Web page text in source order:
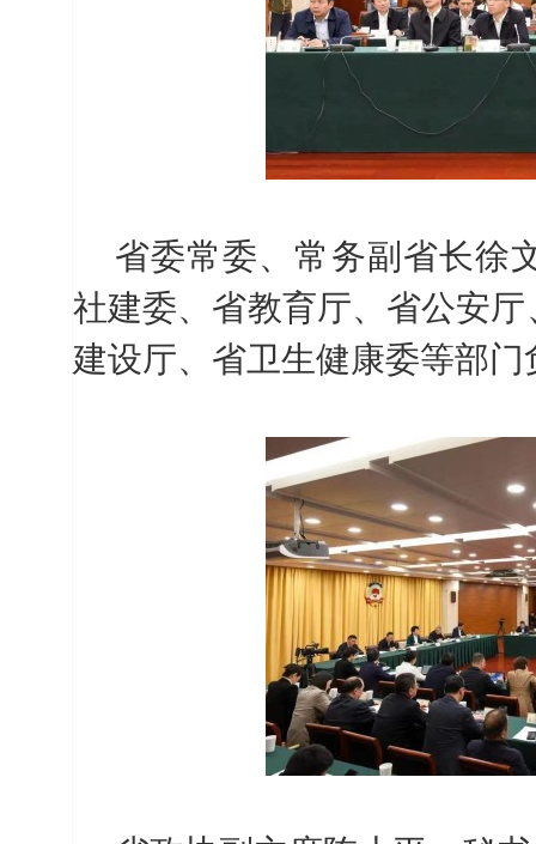
省委常委、常务副省长徐
社建委、省教育厅、省公安
建设厅、省卫生健康委等部